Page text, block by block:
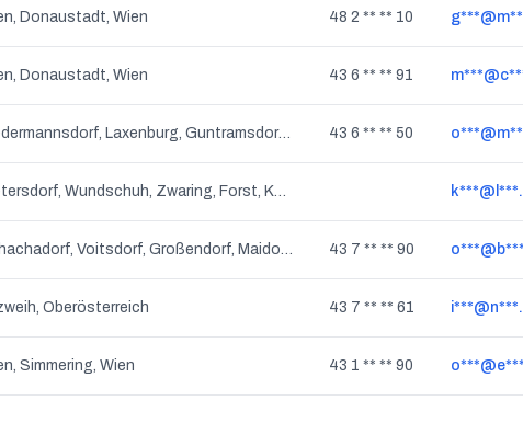
Donaustadt, Wien 48 2 ** ** 10
Donaustadt, Wien 43 6 ** ** 91
Biedermannsdorf, Laxenburg, Guntramsdorf, Wiener Neudorf, Niederösterreich 43 6 ** ** 50
Dietersdorf, Wundschuh, Zwaring, Forst, Kasten, Gradenfeld, Steindorf, Ponigl, Steiermark
Schachadorf, Voitsdorf, Großendorf, Maidorf, Penzendorf, Hammersdorf, Weigersdorf, Zenndorf, Ried im Traunkreis, Pesendorf, Rührndorf, Oberösterreich 43 7 ** ** 90
Oberösterreich 43 7 ** ** 61
Simmering, Wien 43 1 ** ** 90